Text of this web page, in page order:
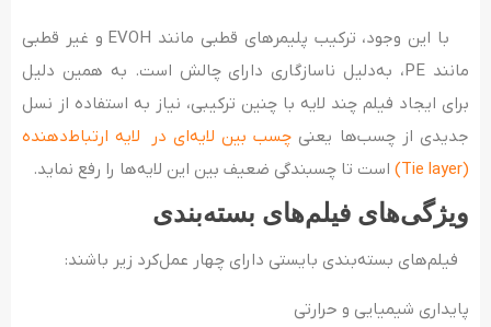
با این وجود، ترکیب پلیمرهای قطبی مانند EVOH و غیر قطبی
مانند PE، به‌‎دلیل ناسازگاری دارای چالش است. به همین دلیل
برای ایجاد فیلم چند لایه با چنین ترکیبی، نیاز به استفاده از نسل
جدیدی از چسب‌ها یعنی چسب بین لایه‌ای در لایه ارتباط‌دهنده
(Tie layer)
است تا چسبندگی ضعیف بین این لایه‌ها را رفع نماید.
ویژگی‌های فیلم‌های بسته‌بندی
فیلم‌های بسته‌بندی بایستی دارای چهار عمل‌کرد زیر باشند:
پایداری شیمیایی و حرارتی